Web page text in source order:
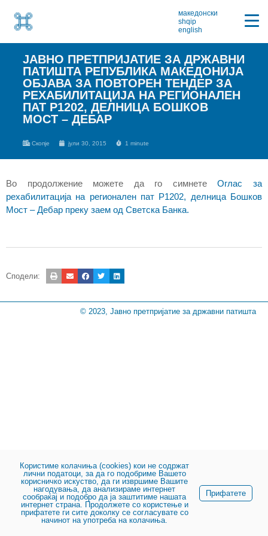
македонски
shqip
english
ЈАВНО ПРЕТПРИЈАТИЕ ЗА ДРЖАВНИ
ПАТИШТА РЕПУБЛИКА МАКЕДОНИЈА
ОБЈАВА ЗА ПОВТОРЕН ТЕНДЕР ЗА
РЕХАБИЛИТАЦИЈА НА РЕГИОНАЛЕН
ПАТ Р1202, ДЕЛНИЦА БОШКОВ
МОСТ – ДЕБАР
Скопје јули 30, 2015 1 minute
Во продолжение можете да го симнетеОглас за
рехабилитација на регионален пат Р1202, делница Бошков
Мост – Дебар преку заем од Светска Банка.
Сподели:
© 2023, Јавно претпријатие за државни патишта
Користиме колачиња (cookies) кои не содржат
лични податоци, за да го подобриме Вашето
корисничко искуство, да ги извршиме Вашите
нагодувања, да анализираме интернет
сообраќај и подобро да ја заштитиме нашата
интернет страна. Продолжете со користење и
прифатете ги сите доколку се согласувате со
начинот на употреба на колачиња.
Прифатете